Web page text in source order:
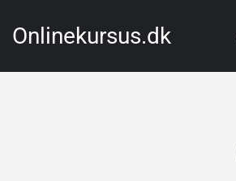
Onlinekursus.dk